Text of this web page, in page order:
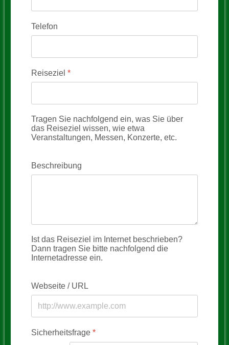
Telefon
Reiseziel *
Tragen Sie nachfolgend ein, was Sie über
das Reiseziel wissen, wie etwa
Veranstaltungen, Messen, Konzerte, etc.
Beschreibung
Ist das Reiseziel im Internet beschrieben?
Dann tragen Sie bitte nachfolgend die
Internetadresse ein.
Webseite / URL
Sicherheitsfrage *